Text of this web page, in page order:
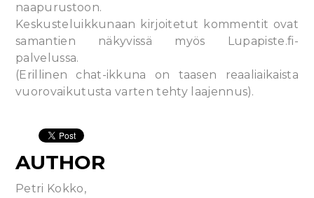
naapurustoon.
Keskusteluikkunaan kirjoitetut kommentit ovat
samantien näkyvissä myös Lupapiste.fi-
palvelussa.
(Erillinen chat-ikkuna on taasen reaaliaikaista
vuorovaikutusta varten tehty laajennus).
AUTHOR
Petri Kokko,